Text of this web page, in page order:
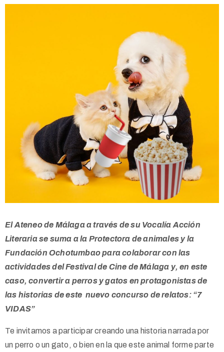
El Ateneo de Málaga a través de su Vocalía Acción
Literaria se suma a la Protectora de animales y la
Fundación Ochotumbao para colaborar con las
actividades del Festival de Cine de Málaga y, en este
caso, convertir a perros y gatos en protagonistas de
las historias de este nuevo concurso de relatos: “7
VIDAS”
Te invitamos a participar creando una historia narrada por
un perro o un gato, o bien en la que este animal forme parte